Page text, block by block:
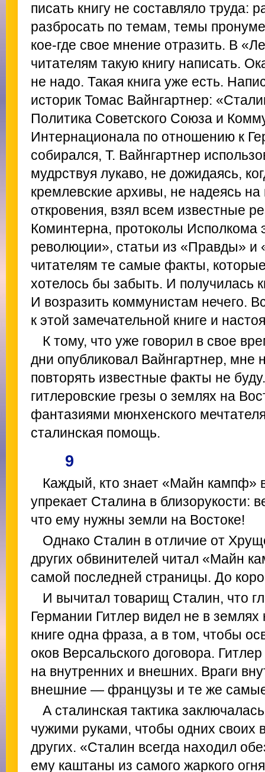
писать книгу не составляло труда:
разбросать по темам, темы
кое-где свое мнение отразить. В
читателям такую книгу написать.
не надо. Такая книга уже есть.
историк Томас Вайнгартнер:
Политика Советского Союза и
Интернационала по отношению к
собирался, Т. Вайнгартнер
мудрствуя лукаво, не дожидаясь,
кремлевские архивы, не надеясь
откровения, взял всем известные
Коминтерна, протоколы Исполкома
революции», статьи из «Правды»
читателям те самые факты,
хотелось бы забыть. И получилась
И возразить коммунистам нечего.
к этой замечательной книге и
К тому, что уже говорил в свое
дни опубликовал Вайнгартнер, мне
повторять известные факты не
гитлеровские грезы о землях на
фантазиями мюнхенского
сталинская помощь.
9
Каждый, кто знает «Майн кампф»
упрекает Сталина в близорукости:
что ему нужны земли на Востоке!
Однако Сталин в отличие от
других обвинителей читал «Майн
самой последней страницы. До
И вычитал товарищ Сталин, что
Германии Гитлер видел не в землях
книге одна фраза, а в том, чтобы
оков Версальского договора.
на внутренних и внешних. Враги
внешние — французы и те же
А сталинская тактика
чужими руками, чтобы одних своих
других. «Сталин всегда находил
ему каштаны из самого жаркого